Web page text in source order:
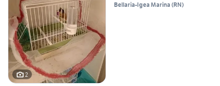
2
Bellaria-Igea Marina (RN)